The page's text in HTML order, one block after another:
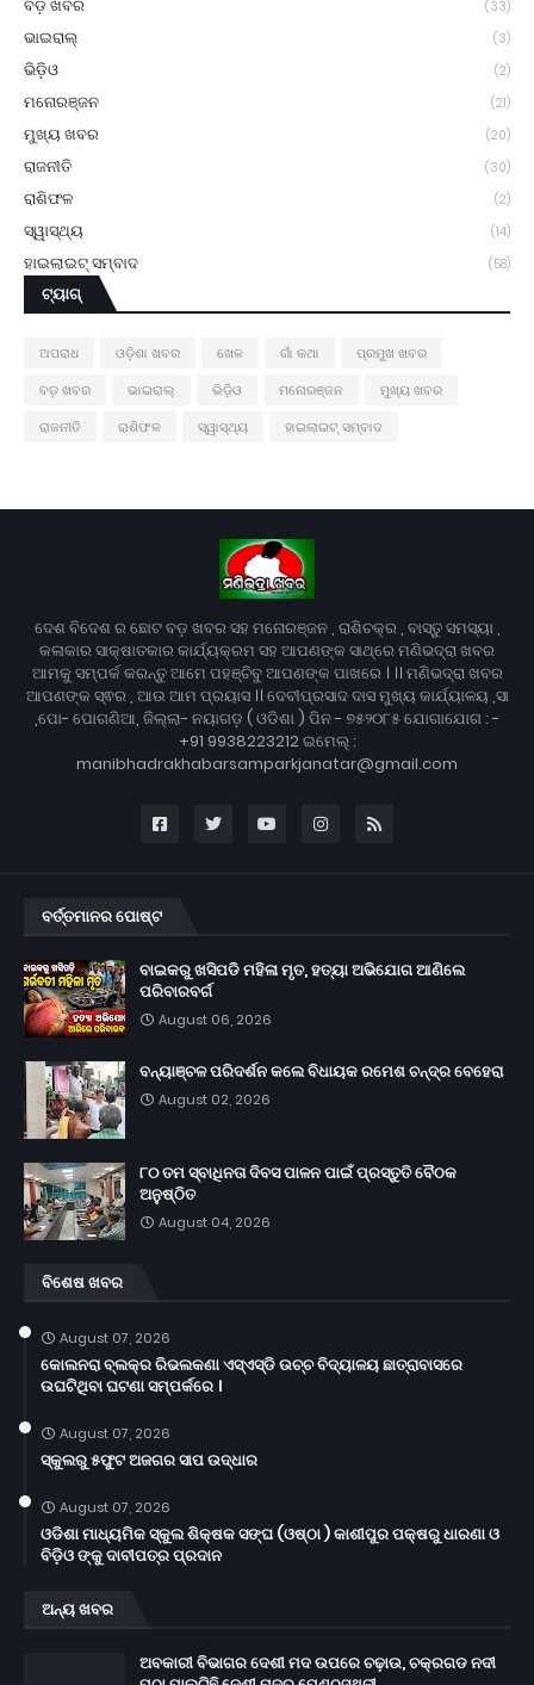
ବଡ଼ ଖବର (33)
ଭାଇରାଲ୍ (3)
ଭିଡ଼ିଓ (2)
ମନୋରଞ୍ଜନ (21)
ମୁଖ୍ୟ ଖବର (20)
ରାଜନୀତି (30)
ରାଶିଫଳ (2)
ସ୍ୱାସ୍ଥ୍ୟ (14)
ହାଇଲାଇଟ୍ ସମ୍ବାଦ (58)
ଟ୍ୟାଗ୍
ଅପରାଧ ଓଡ଼ିଶା ଖବର ଖେଳ ଗାଁ କଥା
ପ୍ରମୁଖ ଖବର
ବଡ଼ ଖବର
ଭାଇରାଲ୍ ଭିଡ଼ିଓ ମନୋରଞ୍ଜନ
ମୁଖ୍ୟ ଖବର
ରାଜନୀତି
ରାଶିଫଳ ସ୍ୱାସ୍ଥ୍ୟ ହାଇଲାଇଟ୍ ସମ୍ବାଦ
ଦେଶ ବିଦେଶ ର ଛୋଟ ବଡ଼ ଖବର ସହ ମନୋରଞ୍ଜନ , ରାଶିଚକ୍ର , ବାସ୍ତୁ ସମସ୍ୟା ,
କଳାକାର ସାକ୍ଷାତକାର କାର୍ଯ୍ୟକ୍ରମ ସହ ଆପଣଙ୍କ ସାଥ୍‌ରେ ମଣିଭଦ୍ରା ଖବର
ଆମକୁ ସମ୍ପର୍କ କରନ୍ତୁ ଆମେ ପହଞ୍ଚିବୁ ଆପଣଙ୍କ ପାଖରେ । ।। ମଣିଭଦ୍ରା ଖବର
ଆପଣଙ୍କ ସ୍ଵର , ଆଉ ଆମ ପ୍ରୟାସ ।। ଦେବୀପ୍ରସାଦ ଦାସ ମୁଖ୍ୟ କାର୍ଯ୍ୟାଳୟ ,ସା
,ପୋ- ପୋଗଣିଆ, ଜିଲ୍ଲା- ନୟାଗଡ଼ ( ଓଡିଶା ) ପିନ - ୭୫୨୦୮୫ ଯୋଗାଯୋଗ : -
+91 9938223212 ଇମେଲ୍ :
manibhadrakhabarsamparkjanatar@gmail.com
ବର୍ତ୍ତମାନର ପୋଷ୍ଟ
ବାଇକରୁ ଖସିପଡି ମହିଳା ମୃତ, ହତ୍ୟା ଅଭିଯୋଗ ଆଣିଲେ
ପରିବାରବର୍ଗ
August 06, 2026
ବନ୍ୟାଞ୍ଚଳ ପରିଦର୍ଶନ କଲେ ବିଧାୟକ ରମେଶ ଚନ୍ଦ୍ର ବେହେରା
August 02, 2026
୮୦ ତମ ସ୍ବାଧିନତା ଦିବସ ପାଳନ ପାଇଁ ପ୍ରସ୍ତୁତି ବୈଠକ
ଅନୁଷ୍ଠିତ
August 04, 2026
ବିଶେଷ ଖବର
August 07, 2026
କୋଲନରା ବ୍ଲକ୍‌ର ରିଭଲକଣା ଏସ୍‌ଏସ୍‌ଡି ଉଚ୍ଚ ବିଦ୍ୟାଳୟ ଛାତ୍ରାବାସରେ
ଉଘଟିଥିବା ଘଟଣା ସମ୍ପର୍କରେ ।
August 07, 2026
ସ୍କୁଲରୁ ୫ଫୁଟ ଅଜଗର ସାପ ଉଦ୍ଧାର
August 07, 2026
ଓଡିଶା ମାଧ୍ୟମିକ ସ୍କୁଲ ଶିକ୍ଷକ ସଙ୍ଘ (ଓଷ୍ଠା ) କାଶୀପୁର ପକ୍ଷରୁ ଧାରଣା ଓ
ବିଡ଼ିଓ ଙ୍କୁ ଦାବୀପତ୍ର ପ୍ରଦାନ
ଅନ୍ୟ ଖବର
ଅବକାରୀ ବିଭାଗର ଦେଶୀ ମଦ ଉପରେ ଚଢ଼ାଉ, ଚକ୍ରଗଡ ନଦୀ